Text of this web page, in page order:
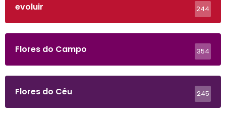
evoluir 244
Flores do Campo 354
Flores do Céu 245